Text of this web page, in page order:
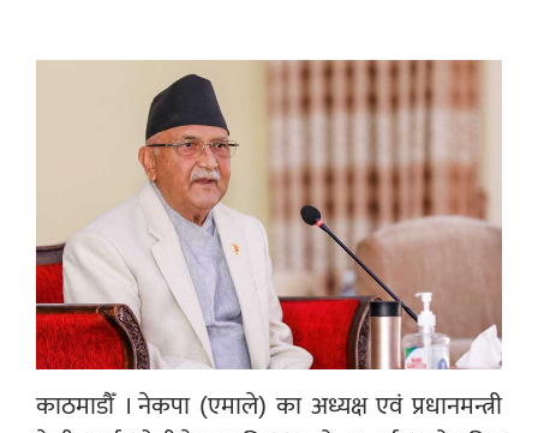
काठमाडौँ । नेकपा (एमाले) का अध्यक्ष एवं प्रधानमन्त्री